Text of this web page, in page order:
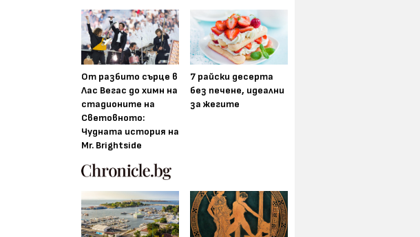
От разбито сърце в
Лас Вегас до химн на
стадионите на
Световното:
Чудната история на
Mr. Brightside
7 райски десерта
без печене, идеални
за жегите